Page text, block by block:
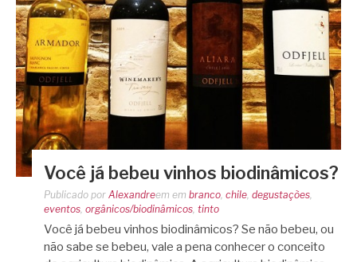
Você já bebeu vinhos biodinâmicos?
Publicado por Alexandreem em branco chile degustações
eventos orgânicos/biodinâmicos tinto
Você já bebeu vinhos biodinâmicos? Se não bebeu, ou
não sabe se bebeu, vale a pena conhecer o conceito